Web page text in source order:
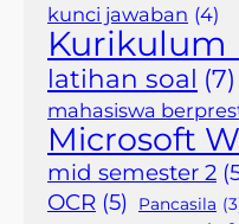
kunci jawaban (4)
Kurikulum
latihan soal (7)
mahasiswa
Microsoft
mid semester 2
OCR (5) Pancasila